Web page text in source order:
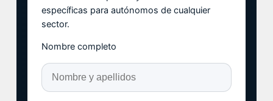
específicas para autónomos de cualquier
sector.
Nombre completo